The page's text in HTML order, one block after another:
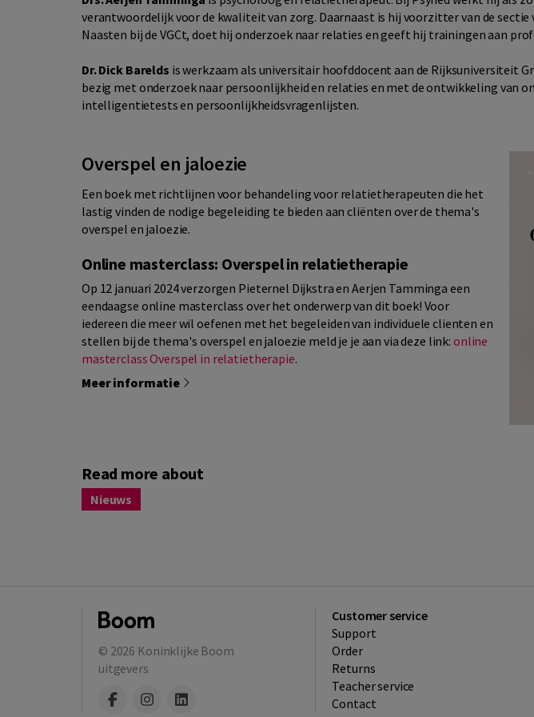
verantwoordelijk voor de kwaliteit van zorg. Daarnaast is hij voorzitter van de sectie
Naasten bij de VGCt, doet hij onderzoek naar relaties en geeft hij trainingen aan
Dr. Dick Barelds is werkzaam als universitair hoofddocent aan de Rijksuniversiteit
bezig met onderzoek naar persoonlijkheid en relaties en met de ontwikkeling van
intelligentietests en persoonlijkheidsvragenlijsten.
Overspel en jaloezie
Een boek met richtlijnen voor behandeling voor relatietherapeuten die het
lastig vinden de nodige begeleiding te bieden aan cliënten over de thema's
overspel en jaloezie.
Online masterclass: Overspel in relatietherapie
Op 12 januari 2024 verzorgen Pieternel Dijkstra en Aerjen Tamminga een
eendaagse online masterclass over het onderwerp van dit boek! Voor
iedereen die meer wil oefenen met het begeleiden van individuele clienten en
stellen bij de thema's overspel en jaloezie meld je je aan via deze link: online
masterclass Overspel in relatietherapie.
Meer informatie
Read more about
Nieuws
© 2026 Koninklijke Boom
uitgevers
Customer service
Support
Order
Returns
Teacher service
Contact